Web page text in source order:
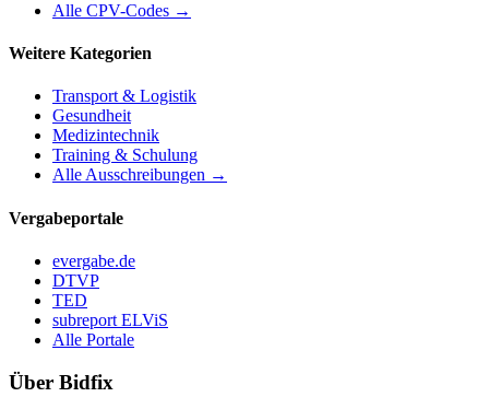
Alle CPV-Codes →
Weitere Kategorien
Transport & Logistik
Gesundheit
Medizintechnik
Training & Schulung
Alle Ausschreibungen →
Vergabeportale
evergabe.de
DTVP
TED
subreport ELViS
Alle Portale
Über Bidfix